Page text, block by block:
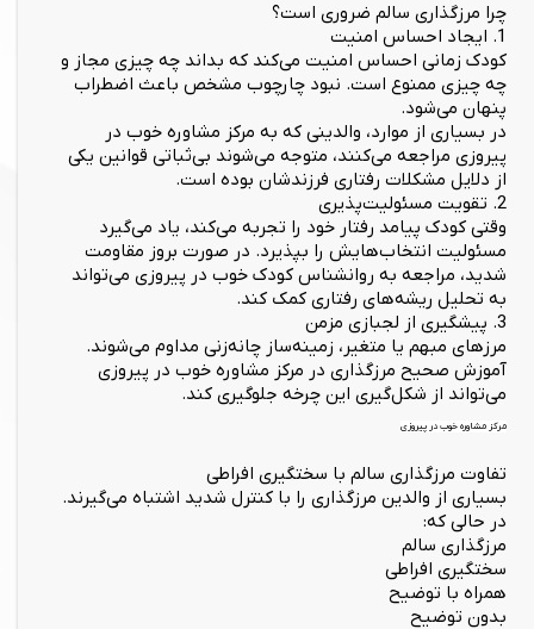
چرا مرزگذاری سالم ضروری است؟
1. ایجاد احساس امنیت
کودک زمانی احساس امنیت می‌کند که بداند چه چیزی مجاز و
چه چیزی ممنوع است. نبود چارچوب مشخص باعث اضطراب
پنهان می‌شود.
در بسیاری از موارد، والدینی که به مرکز مشاوره خوب در
پیروزی مراجعه می‌کنند، متوجه می‌شوند بی‌ثباتی قوانین یکی
از دلایل مشکلات رفتاری فرزندشان بوده است.
2. تقویت مسئولیت‌پذیری
وقتی کودک پیامد رفتار خود را تجربه می‌کند، یاد می‌گیرد
مسئولیت انتخاب‌هایش را بپذیرد. در صورت بروز مقاومت
شدید، مراجعه به روانشناس کودک خوب در پیروزی می‌تواند
به تحلیل ریشه‌های رفتاری کمک کند.
3. پیشگیری از لجبازی مزمن
مرزهای مبهم یا متغیر، زمینه‌ساز چانه‌زنی مداوم می‌شوند.
آموزش صحیح مرزگذاری در مرکز مشاوره خوب در پیروزی
می‌تواند از شکل‌گیری این چرخه جلوگیری کند.
مرکز مشاوره خوب در پیروزی
تفاوت مرزگذاری سالم با سختگیری افراطی
بسیاری از والدین مرزگذاری را با کنترل شدید اشتباه می‌گیرند.
در حالی که:
مرزگذاری سالم
سختگیری افراطی
همراه با توضیح
بدون توضیح